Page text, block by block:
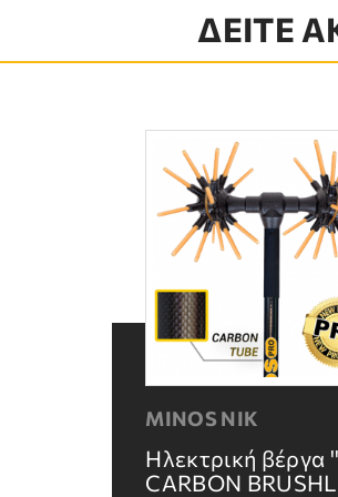
ΔΕΙΤΕ
MINOS NIK
Ηλεκτρική βέργα
CARBON